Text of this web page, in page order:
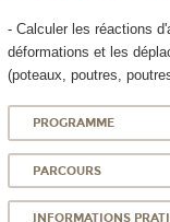
- Calculer les réactions
déformations et les
(poteaux, poutres,
PROGRAMME
PARCOURS
INFORMATIONS